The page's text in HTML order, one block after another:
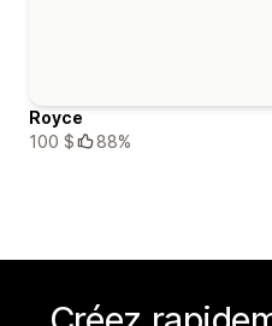
Royce
100 $
88%